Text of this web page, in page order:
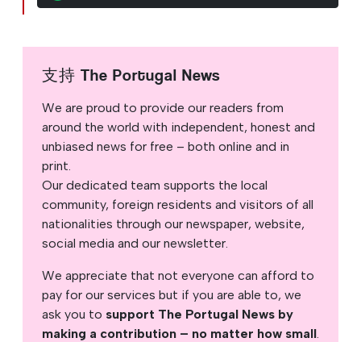
支持 The Portugal News
We are proud to provide our readers from
around the world with independent, honest and
unbiased news for free – both online and in
print.
Our dedicated team supports the local
community, foreign residents and visitors of all
nationalities through our newspaper, website,
social media and our newsletter.
We appreciate that not everyone can afford to
pay for our services but if you are able to, we
ask you to support The Portugal News by
making a contribution – no matter how small.